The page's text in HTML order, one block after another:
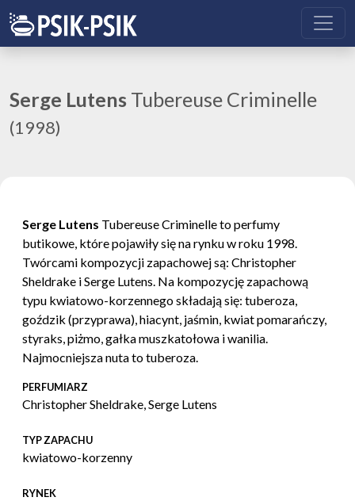
Serge Lutens Tubereuse Criminelle
(1998)
Serge Lutens Tubereuse Criminelle to perfumy
butikowe, które pojawiły się na rynku w roku 1998.
Twórcami kompozycji zapachowej są: Christopher
Sheldrake i Serge Lutens. Na kompozycję zapachową
typu kwiatowo-korzennego składają się: tuberoza,
goździk (przyprawa), hiacynt, jaśmin, kwiat pomarańczy,
styraks, piżmo, gałka muszkatołowa i wanilia.
Najmocniejsza nuta to tuberoza.
PERFUMIARZ
Christopher Sheldrake, Serge Lutens
TYP ZAPACHU
kwiatowo-korzenny
RYNEK